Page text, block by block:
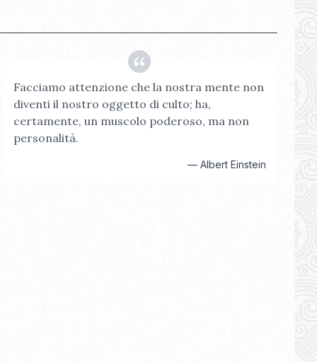
Facciamo attenzione che la nostra mente non
diventi il nostro oggetto di culto; ha,
certamente, un muscolo poderoso, ma non
personalità.
— Albert Einstein